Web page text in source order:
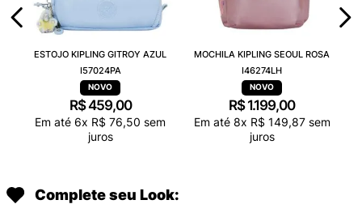
ESTOJO KIPLING GITROY AZUL
I57024PA
R$459,00
Em até 6x R$ 76,50 sem
juros
MOCHILA KIPLING SEOUL ROSA
I46274LH
R$ 1.199,00
Em até 8x R$ 149,87sem
juros
Complete seu Look: